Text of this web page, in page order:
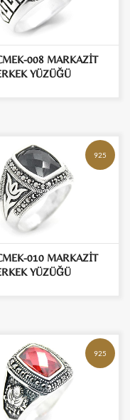
008 MARKAZİT
YÜZÜĞÜ
925
010 MARKAZİT
YÜZÜĞÜ
925